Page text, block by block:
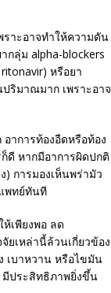
ราะอาจทำให้ความดัน
กลุ่ม alpha-blockers
หรือยา
ริมาณมาก เพราะอาจ
าการท้องอืดหรือท้อง
ดี หากมีอาการผิดปกติ
การมองเห็นพร่ามัว
พทย์ทันที
เพียงพอ ลด
ยเหล่านี้ล้วนเกี่ยวข้อง
เบาหวาน หรือไขมัน
มีประสิทธิภาพยิ่งขึ้น